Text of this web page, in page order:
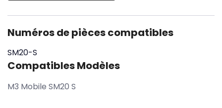
Numéros de pièces compatibles
SM20-S
Compatibles Modèles
M3 Mobile SM20 S